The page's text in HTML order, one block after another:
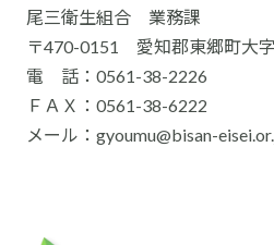
尾三衛生組合 業務課
〒470-0151 愛知郡東郷町大
電 話：0561-38-2226
ＦＡＸ：0561-38-6222
メール：gyoumu@bisan-